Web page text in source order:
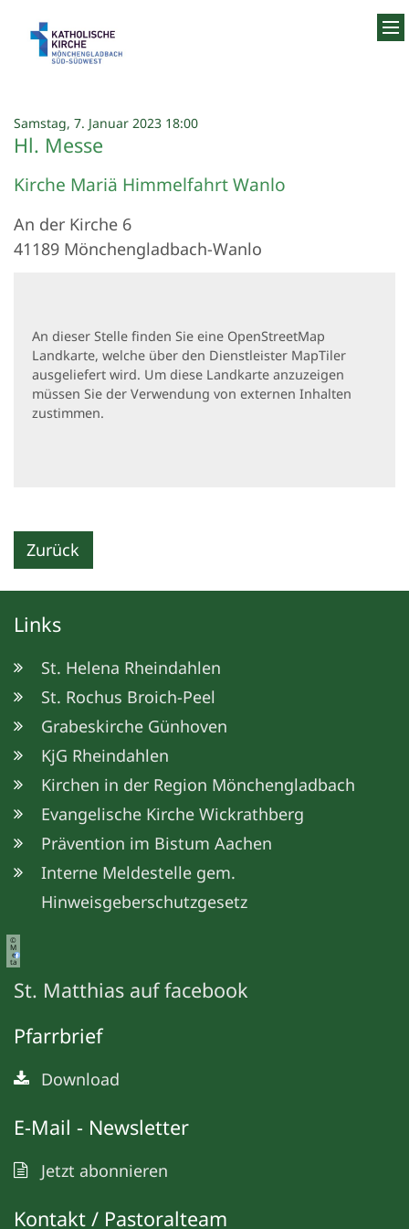
Samstag, 7. Januar 2023 18:00:
Hl. Messe
Kirche Mariä Himmelfahrt Wanlo
An der Kirche 6
41189 Mönchengladbach-Wanlo
An dieser Stelle finden Sie eine OpenStreetMap
Landkarte, welche über den Dienstleister MapTiler
ausgeliefert wird. Um diese Landkarte anzuzeigen
müssen Sie der Verwendung von externen Inhalten
zustimmen.
Zurück
Links
St. Helena Rheindahlen
St. Rochus Broich-Peel
Grabeskirche Günhoven
KjG Rheindahlen
Kirchen in der Region Mönchengladbach
Evangelische Kirche Wickrathberg
Prävention im Bistum Aachen
Interne Meldestelle gem.
Hinweisgeberschutzgesetz
©
M
e
ta
St. Matthias auf facebook
Pfarrbrief
Download
E-Mail - Newsletter
Jetzt abonnieren
Kontakt / Pastoralteam